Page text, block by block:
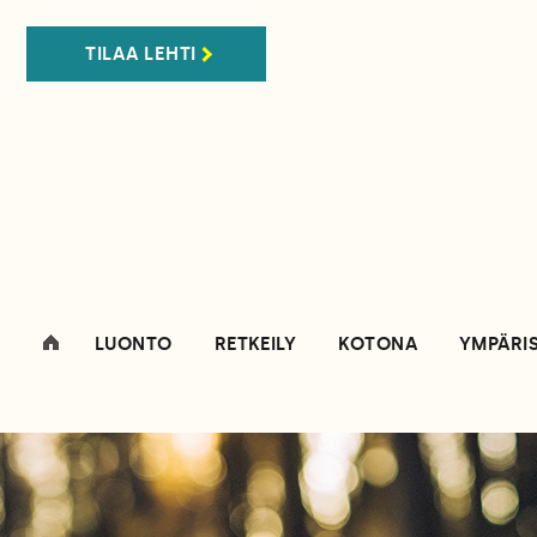
TILAA LEHTI
LUONTO RETKEILY KOTONA